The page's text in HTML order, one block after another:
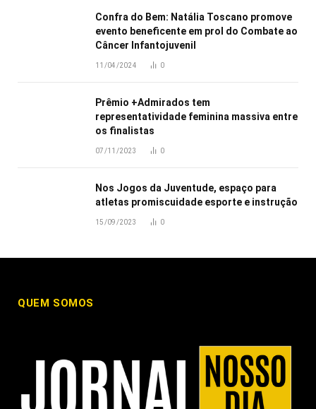
Confra do Bem: Natália Toscano promove
evento beneficente em prol do Combate ao
Câncer Infantojuvenil
11/04/2024 0
Prêmio +Admirados tem
representatividade feminina massiva entre
os finalistas
07/11/2023 0
Nos Jogos da Juventude, espaço para
atletas promiscuidade esporte e instrução
15/09/2023 0
QUEM SOMOS